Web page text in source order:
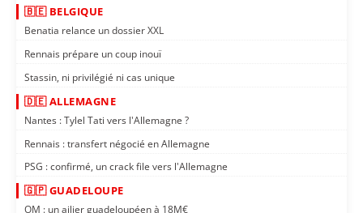
🇧🇪 BELGIQUE
Benatia relance un dossier XXL
Rennais prépare un coup inouï
Stassin, ni privilégié ni cas unique
🇩🇪 ALLEMAGNE
Nantes : Tylel Tati vers l'Allemagne ?
Rennais : transfert négocié en Allemagne
PSG : confirmé, un crack file vers l'Allemagne
🇬🇵 GUADELOUPE
OM : un ailier guadeloupéen à 18M€